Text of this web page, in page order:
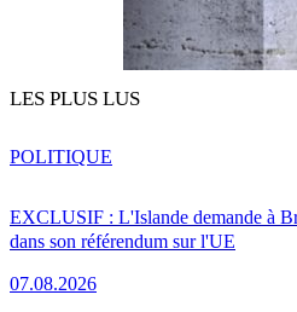
LES PLUS LUS
EXCLUSIF : L'Islande demande à
dans son référendum sur l'UE
07.08.2026
POLITIQUE